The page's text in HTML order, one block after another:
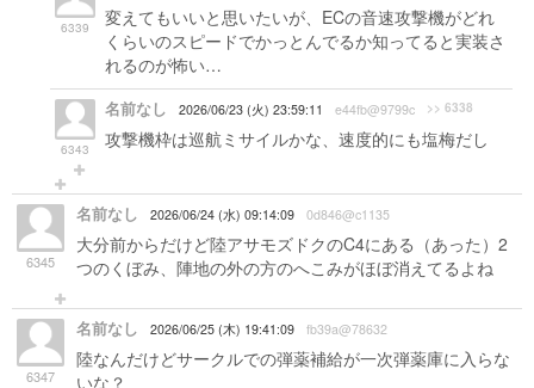
6339
変えてもいいと思いたいが、ECの音速攻撃機がどれ
くらいのスピードでかっとんでるか知ってると実装さ
れるのが怖い…
6343
名前なし 2026/06/23 (火) 23:59:11 e44fb@9799c >> 6338
攻撃機枠は巡航ミサイルかな、速度的にも塩梅だし
6345
名前なし 2026/06/24 (水) 09:14:09 0d846@c1135
大分前からだけど陸アサモズドクのC4にある（あった）2
つのくぼみ、陣地の外の方のへこみがほぼ消えてるよね
6347
名前なし 2026/06/25 (木) 19:41:09 fb39a@78632
陸なんだけどサークルでの弾薬補給が一次弾薬庫に入らな
いな？